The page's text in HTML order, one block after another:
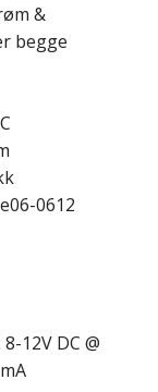
&
begge
0612
12V DC @